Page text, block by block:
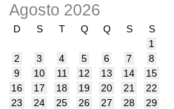
Agosto 2026
D S T Q Q S
S
1
2
3 4 5 6 7
8
9
10 11 12 13 14
15
16
17 18 19 20 21
22
23
24 25 26 27 28
29